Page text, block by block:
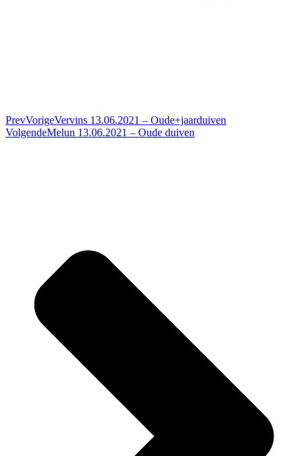
PrevVorigeVervins 13.06.2021 – Oude+jaarduiven
VolgendeMelun 13.06.2021 – Oude duiven